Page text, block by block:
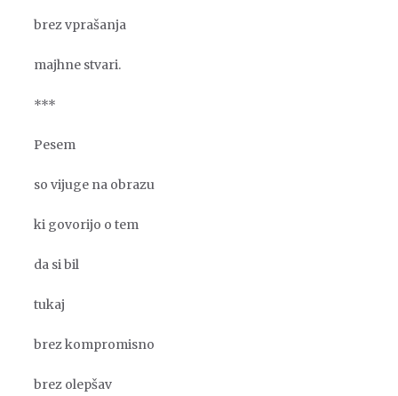
brez vprašanja
majhne stvari.
***
Pesem
so vijuge na obrazu
ki govorijo o tem
da si bil
tukaj
brez kompromisno
brez olepšav